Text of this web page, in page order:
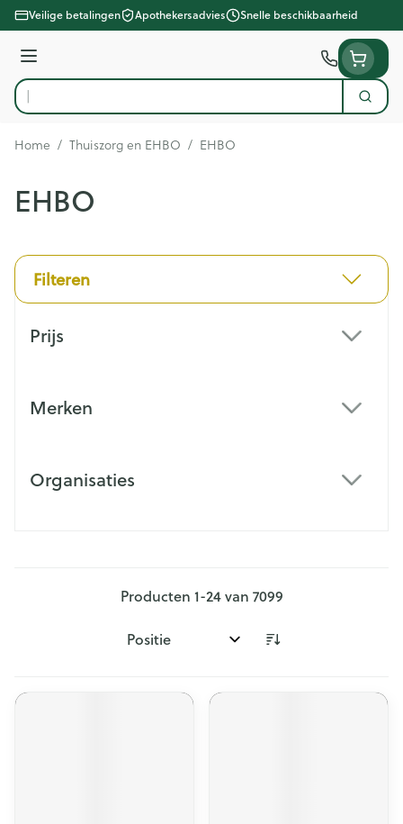
Ga naar de inhoud
Veilige betalingen Apothekersadvies Snelle beschikbaarheid
Menu
Product, merk, categorie... Zoek
Home / Thuiszorg en EHBO / EHBO
EHBO
Filteren
Prijs
Merken
Organisaties
Producten 1-24van 7099
Sorteer op: